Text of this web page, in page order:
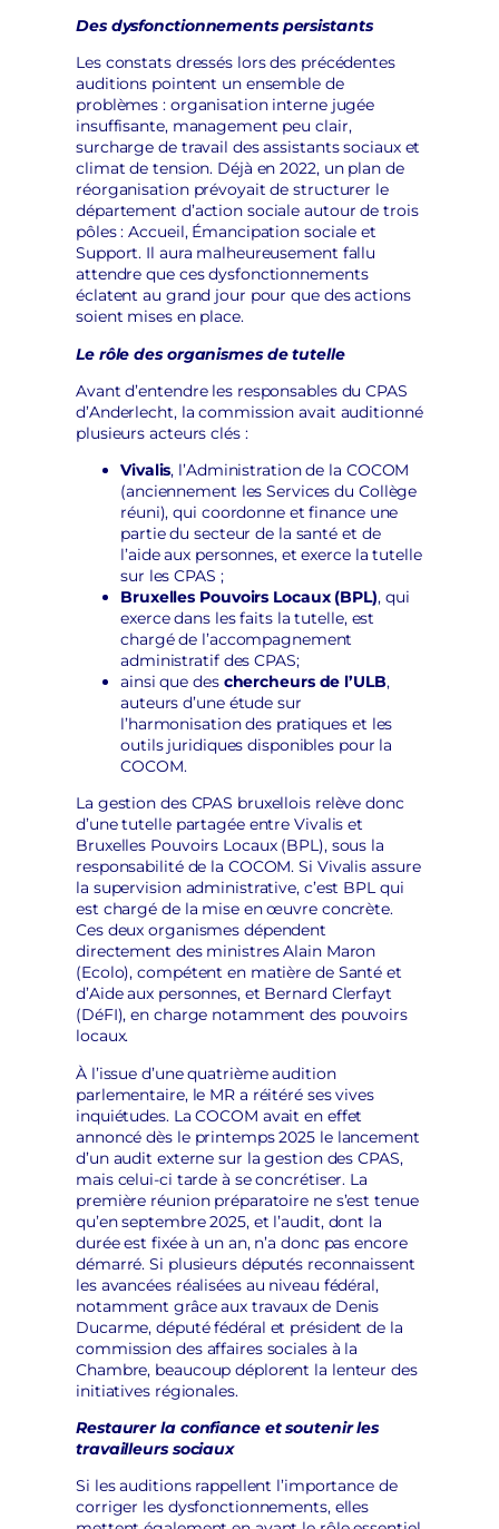
Des dysfonctionnements persistants
Les constats dressés lors des précédentes
auditions pointent un ensemble de
problèmes : organisation interne jugée
insuffisante, management peu clair,
surcharge de travail des assistants sociaux et
climat de tension. Déjà en 2022, un plan de
réorganisation prévoyait de structurer le
département d’action sociale autour de trois
pôles : Accueil, Émancipation sociale et
Support. Il aura malheureusement fallu
attendre que ces dysfonctionnements
éclatent au grand jour pour que des actions
soient mises en place.
Le rôle des organismes de tutelle
Avant d’entendre les responsables du CPAS
d’Anderlecht, la commission avait auditionné
plusieurs acteurs clés :
Vivalis, l’Administration de la COCOM
(anciennement les Services du Collège
réuni), qui coordonne et finance une
partie du secteur de la santé et de
l’aide aux personnes, et exerce la tutelle
sur les CPAS ;
Bruxelles Pouvoirs Locaux (BPL), qui
exerce dans les faits la tutelle, est
chargé de l’accompagnement
administratif des CPAS;
ainsi que des chercheurs de l’ULB,
auteurs d’une étude sur
l’harmonisation des pratiques et les
outils juridiques disponibles pour la
COCOM.
La gestion des CPAS bruxellois relève donc
d’une tutelle partagée entre Vivalis et
Bruxelles Pouvoirs Locaux (BPL), sous la
responsabilité de la COCOM. Si Vivalis assure
la supervision administrative, c’est BPL qui
est chargé de la mise en œuvre concrète.
Ces deux organismes dépendent
directement des ministres Alain Maron
(Ecolo), compétent en matière de Santé et
d’Aide aux personnes, et Bernard Clerfayt
(DéFI), en charge notamment des pouvoirs
locaux.
À l’issue d’une quatrième audition
parlementaire, le MR a réitéré ses vives
inquiétudes. La COCOM avait en effet
annoncé dès le printemps 2025 le lancement
d’un audit externe sur la gestion des CPAS,
mais celui-ci tarde à se concrétiser. La
première réunion préparatoire ne s’est tenue
qu’en septembre 2025, et l’audit, dont la
durée est fixée à un an, n’a donc pas encore
démarré. Si plusieurs députés reconnaissent
les avancées réalisées au niveau fédéral,
notamment grâce aux travaux de Denis
Ducarme, député fédéral et président de la
commission des affaires sociales à la
Chambre, beaucoup déplorent la lenteur des
initiatives régionales.
Restaurer la confiance et soutenir les
travailleurs sociaux
Si les auditions rappellent l’importance de
corriger les dysfonctionnements, elles